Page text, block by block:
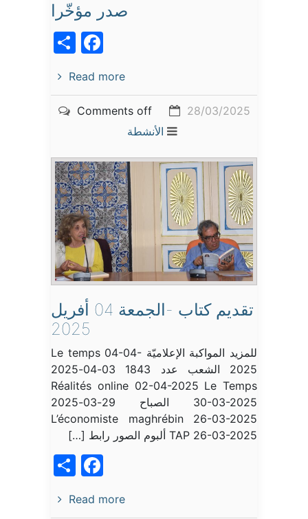
صدر مؤخّرا
Read more
28/03/2025
Comments off
الأنشطة
تقديم كتاب -الجمعة 04 أفريل
2025
للمزيد المواكبة الإعلاميّة Le temps 04-04-
2025 الشعب عدد 1843 03-04-2025
Réalités online 02-04-2025 Le Temps
30-03-2025 الصباح 29-03-2025
L’économiste maghrébin 26-03-2025
TAP 26-03-2025 ألبوم الصور رابط […]
Read more